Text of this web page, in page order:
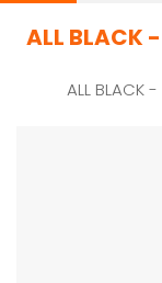
ALL BLACK
ALL BLACK